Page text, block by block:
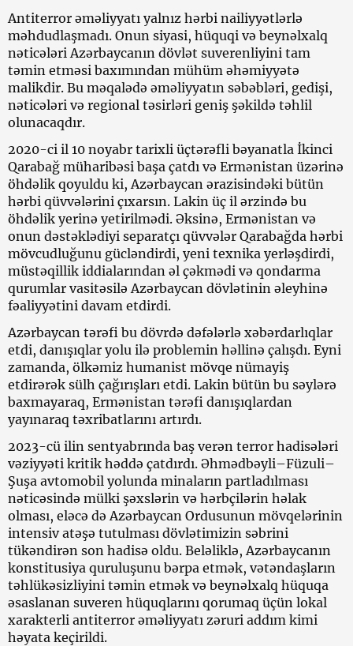
Antiterror əməliyyatı yalnız hərbi nailiyyətlərlə
məhdudlaşmadı. Onun siyasi, hüquqi və beynəlxalq
nəticələri Azərbaycanın dövlət suverenliyini tam
təmin etməsi baxımından mühüm əhəmiyyətə
malikdir. Bu məqalədə əməliyyatın səbəbləri, gedişi,
nəticələri və regional təsirləri geniş şəkildə təhlil
olunacaqdır.
2020-ci il 10 noyabr tarixli üçtərəfli bəyanatla İkinci
Qarabağ müharibəsi başa çatdı və Ermənistan üzərinə
öhdəlik qoyuldu ki, Azərbaycan ərazisindəki bütün
hərbi qüvvələrini çıxarsın. Lakin üç il ərzində bu
öhdəlik yerinə yetirilmədi. Əksinə, Ermənistan və
onun dəstəklədiyi separatçı qüvvələr Qarabağda hərbi
mövcudluğunu gücləndirdi, yeni texnika yerləşdirdi,
müstəqillik iddialarından əl çəkmədi və qondarma
qurumlar vasitəsilə Azərbaycan dövlətinin əleyhinə
fəaliyyətini davam etdirdi.
Azərbaycan tərəfi bu dövrdə dəfələrlə xəbərdarlıqlar
etdi, danışıqlar yolu ilə problemin həllinə çalışdı. Eyni
zamanda, ölkəmiz humanist mövqe nümayiş
etdirərək sülh çağırışları etdi. Lakin bütün bu səylərə
baxmayaraq, Ermənistan tərəfi danışıqlardan
yayınaraq təxribatlarını artırdı.
2023-cü ilin sentyabrında baş verən terror hadisələri
vəziyyəti kritik həddə çatdırdı. Əhmədbəyli–Füzuli–
Şuşa avtomobil yolunda minaların partladılması
nəticəsində mülki şəxslərin və hərbçilərin həlak
olması, eləcə də Azərbaycan Ordusunun mövqelərinin
intensiv atəşə tutulması dövlətimizin səbrini
tükəndirən son hadisə oldu. Beləliklə, Azərbaycanın
konstitusiya quruluşunu bərpa etmək, vətəndaşların
təhlükəsizliyini təmin etmək və beynəlxalq hüquqa
əsaslanan suveren hüquqlarını qorumaq üçün lokal
xarakterli antiterror əməliyyatı zəruri addım kimi
həyata keçirildi.